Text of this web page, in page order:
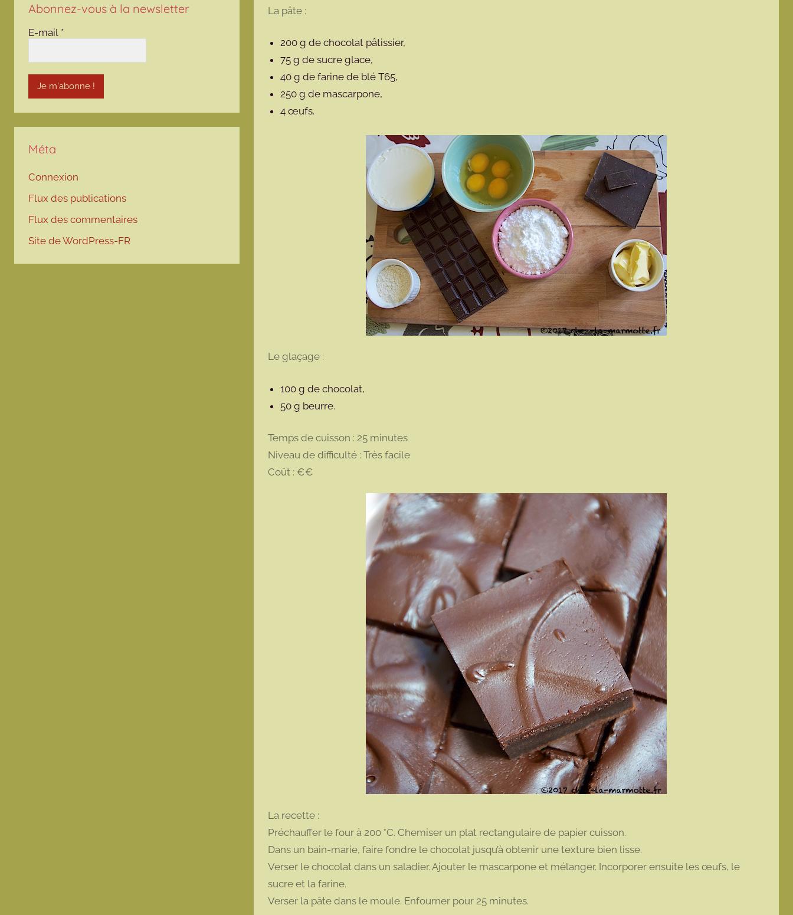
La pâte :
200 g de chocolat pâtissier,
75 g de sucre glace,
40 g de farine de blé T65,
250 g de mascarpone,
4 œufs.
Le glaçage :
100 g de chocolat,
50 g beurre.
Temps de cuisson : 25 minutes
Niveau de difficulté : Très facile
Coût : €€
La recette :
Préchauffer le four à 200 °C. Chemiser un plat rectangulaire de papier cuisson.
Dans un bain-marie, faire fondre le chocolat jusqu’à obtenir une texture bien lisse.
Verser le chocolat dans un saladier. Ajouter le mascarpone et mélanger. Incorporer ensuite les œufs, le
sucre et la farine.
Verser la pâte dans le moule. Enfourner pour 25 minutes.
Abonnez-vous à la newsletter
E-mail *
Méta
Connexion
Flux des publications
Flux des commentaires
Site de WordPress-FR